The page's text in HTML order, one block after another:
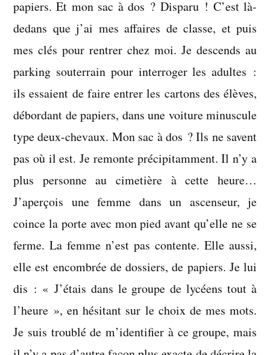
papiers. Et mon sac à dos ? Disparu ! C’est là-
dedans que j’ai mes affaires de classe, et puis
mes clés pour rentrer chez moi. Je descends au
parking souterrain pour interroger les adultes :
ils essaient de faire entrer les cartons des élèves,
débordant de papiers, dans une voiture minuscule
type deux-chevaux. Mon sac à dos ? Ils ne savent
pas où il est. Je remonte précipitamment. Il n’y a
plus personne au cimetière à cette heure…
J’aperçois une femme dans un ascenseur, je
coince la porte avec mon pied avant qu’elle ne se
ferme. La femme n’est pas contente. Elle aussi,
elle est encombrée de dossiers, de papiers. Je lui
dis : « J’étais dans le groupe de lycéens tout à
l’heure », en hésitant sur le choix de mes mots.
Je suis troublé de m’identifier à ce groupe, mais